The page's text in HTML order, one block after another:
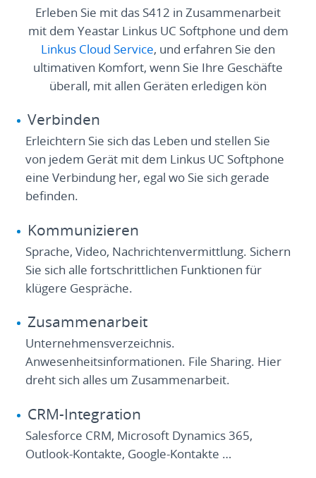
Erleben Sie mit das S412 in Zusammenarbeit
mit dem Yeastar Linkus UC Softphone und dem
Linkus Cloud Service, und erfahren Sie den
ultimativen Komfort, wenn Sie Ihre Geschäfte
überall, mit allen Geräten erledigen kön
Verbinden
Erleichtern Sie sich das Leben und stellen Sie
von jedem Gerät mit dem Linkus UC Softphone
eine Verbindung her, egal wo Sie sich gerade
befinden.
Kommunizieren
Sprache, Video, Nachrichtenvermittlung. Sichern
Sie sich alle fortschrittlichen Funktionen für
klügere Gespräche.
Zusammenarbeit
Unternehmensverzeichnis.
Anwesenheitsinformationen. File Sharing. Hier
dreht sich alles um Zusammenarbeit.
CRM-Integration
Salesforce CRM, Microsoft Dynamics 365,
Outlook-Kontakte, Google-Kontakte …